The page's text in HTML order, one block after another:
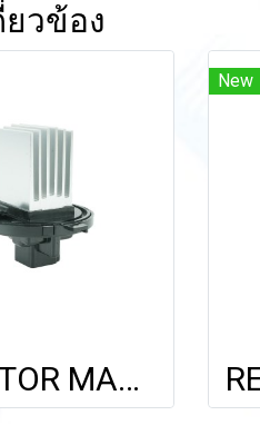
วข้อง
RESISTOR MAZDA CX-5'14
New